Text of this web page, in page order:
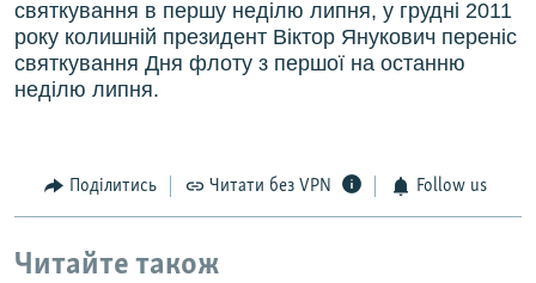
святкування в першу неділю липня, у грудні 2011
року колишній президент Віктор Янукович переніс
святкування Дня флоту з першої на останню
неділю липня.
Поділитись Читати без VPN Follow us
Читайте також